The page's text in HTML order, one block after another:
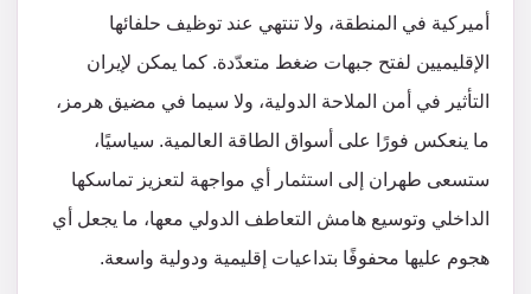
أميركية في المنطقة، ولا تنتهي عند توظيف حلفائها
الإقليميين لفتح جبهات ضغط متعدّدة. كما يمكن لإيران
التأثير في أمن الملاحة الدولية، ولا سيما في مضيق هرمز،
ما ينعكس فورًا على أسواق الطاقة العالمية. سياسيًا،
ستسعى طهران إلى استثمار أي مواجهة لتعزيز تماسكها
الداخلي وتوسيع هامش التعاطف الدولي معها، ما يجعل أي
هجوم عليها محفوفًا بتداعيات إقليمية ودولية واسعة.